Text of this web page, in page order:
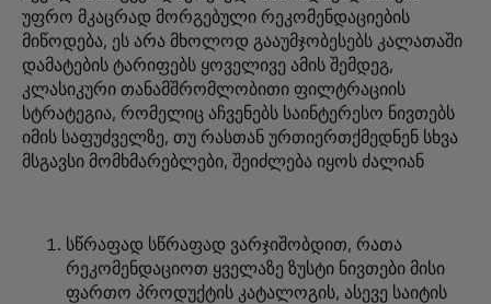
უფრო მკაცრად მორგებული რეკომენდაციების
მიწოდება, ეს არა მხოლოდ გააუმჯობესებს კალათაში
დამატების ტარიფებს ყოველივე ამის შემდეგ,
კლასიკური თანამშრომლობითი ფილტრაციის
სტრატეგია, რომელიც აჩვენებს საინტერესო ნივთებს
იმის საფუძველზე, თუ რასთან ურთიერთქმედნენ სხვა
მსგავსი მომხმარებლები, შეიძლება იყოს ძალიან
სწრაფად სწრაფად ვარჯიშობდით, რათა
რეკომენდაციოთ ყველაზე ზუსტი ნივთები მისი
ფართო პროდუქტის კატალოგის, ასევე საიტის